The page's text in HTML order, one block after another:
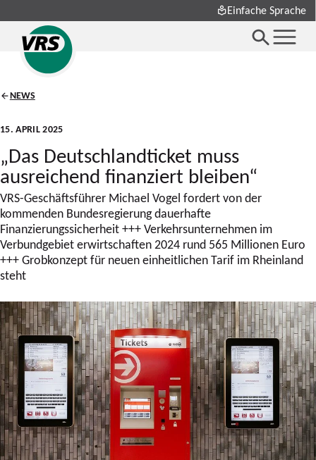
Einfache Sprache
NEWS
15. APRIL 2025
„Das Deutschlandticket muss
ausreichend finanziert bleiben“
VRS-Geschäftsführer Michael Vogel fordert von der
kommenden Bundesregierung dauerhafte
Finanzierungssicherheit +++ Verkehrsunternehmen im
Verbundgebiet erwirtschaften 2024 rund 565 Millionen Euro
+++ Grobkonzept für neuen einheitlichen Tarif im Rheinland
steht